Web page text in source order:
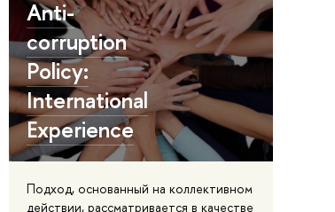
Anti-
corruption
Policy:
International
Experience
Подход, основанный на коллективном
действии, рассматривается в качестве